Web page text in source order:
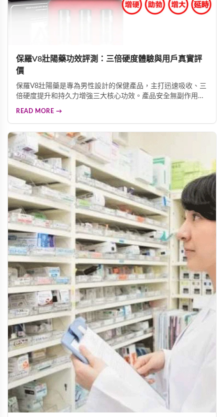
保羅V8壯陽藥功效評測：三倍硬度體驗與用戶真實評
價
保羅V8壯陽藥是專為男性設計的保健產品，主打迅速吸收、三
倍硬度提升和持久力增強三大核心功效。產品安全無副作用，
READ MORE →